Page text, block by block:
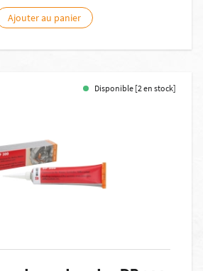
Ajouter au panier
Disponible [2 en stock]